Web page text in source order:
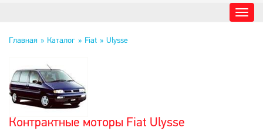
Главная Каталог Fiat Ulysse
Контрактные моторы Fiat Ulysse